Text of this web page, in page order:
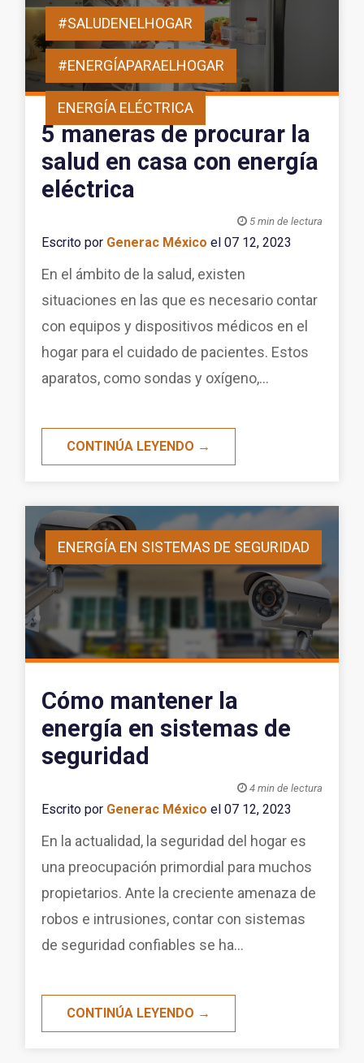
#SALUDENELHOGAR
#ENERGÍAPARAELHOGAR
ENERGÍA ELÉCTRICA
5 maneras de procurar la
salud en casa con energía
eléctrica
 5 min de lectura
Escrito por Generac México el 07 12, 2023
En el ámbito de la salud, existen
situaciones en las que es necesario contar
con equipos y dispositivos médicos en el
hogar para el cuidado de pacientes. Estos
aparatos, como sondas y oxígeno,...
CONTINÚA LEYENDO →
ENERGÍA EN SISTEMAS DE SEGURIDAD
Cómo mantener la
energía en sistemas de
seguridad
 4 min de lectura
Escrito por Generac México el 07 12, 2023
En la actualidad, la seguridad del hogar es
una preocupación primordial para muchos
propietarios. Ante la creciente amenaza de
robos e intrusiones, contar con sistemas
de seguridad confiables se ha...
CONTINÚA LEYENDO →